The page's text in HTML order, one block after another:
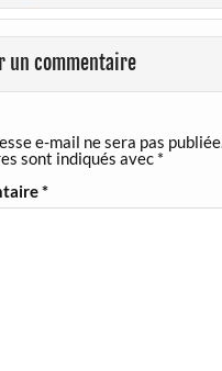
un commentaire
e-mail ne sera pas publiée.
sont indiqués avec *
*